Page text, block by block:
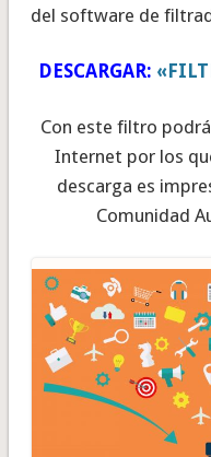
del software de
DESCARGAR:
Con este filtro
Internet por los
descarga es
Comunidad